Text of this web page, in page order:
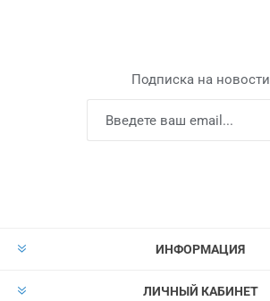
Подписка на новости
ИНФОРМАЦИЯ
ЛИЧНЫЙ КАБИНЕТ